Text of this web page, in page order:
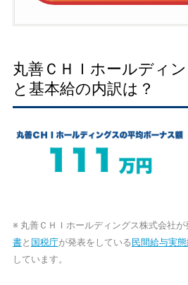
丸善ＣＨＩホールディ
と基本給の内訳は？
※ 丸善ＣＨＩホールディングス株式会社が
書と 国税庁が発表をしている 民間給与実
しています。